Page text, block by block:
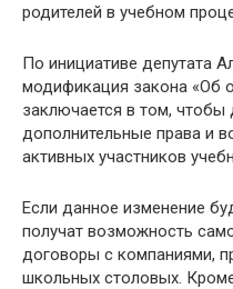
родителей в учебном
По инициативе депутата
модификация закона «Об
заключается в том, чтобы
дополнительные права и
активных участников
Если данное изменение
получат возможность
договоры с компаниями,
школьных столовых.